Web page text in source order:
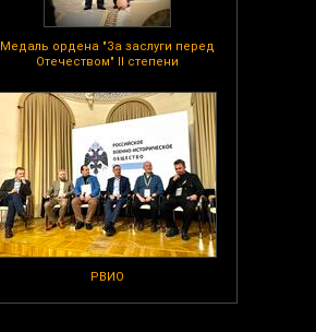
Медаль ордена "За заслуги перед
Отечеством" II степени
РВИО